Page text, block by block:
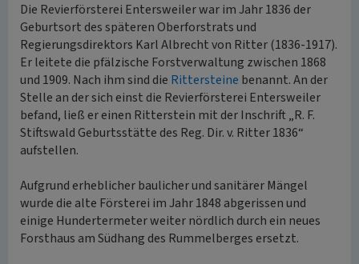
Die Revierförsterei Entersweiler war im Jahr 1836 der
Geburtsort des späteren Oberforstrats und
Regierungsdirektors Karl Albrecht von Ritter (1836-1917).
Er leitete die pfälzische Forstverwaltung zwischen 1868
und 1909. Nach ihm sind die Rittersteine benannt. An der
Stelle an der sich einst die Revierförsterei Entersweiler
befand, ließ er einen Ritterstein mit der Inschrift „R. F.
Stiftswald Geburtsstätte des Reg. Dir. v. Ritter 1836“
aufstellen.
Aufgrund erheblicher baulicher und sanitärer Mängel
wurde die alte Försterei im Jahr 1848 abgerissen und
einige Hundertermeter weiter nördlich durch ein neues
Forsthaus am Südhang des Rummelberges ersetzt.